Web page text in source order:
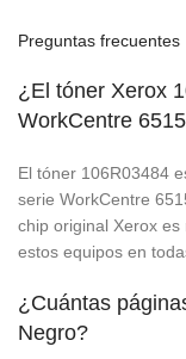
Preguntas frecuentes
¿El tóner Xerox
WorkCentre
El tóner 106R03484
serie WorkCentre
chip original Xerox
estos equipos en
¿Cuántas
Negro?